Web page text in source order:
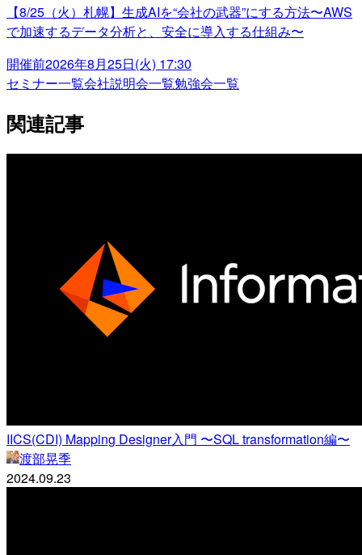
【8/25（火）札幌】生成AIを“会社の武器”にする方法〜AWS
で加速するデータ分析と、安全に導入する仕組み〜
開催前2026年8月25日(火) 17:30
セミナー一覧会社説明会一覧勉強会一覧
関連記事
IICS(CDI) Mapping Designer入門 〜SQL transformation編〜
渡部晃季
2024.09.23